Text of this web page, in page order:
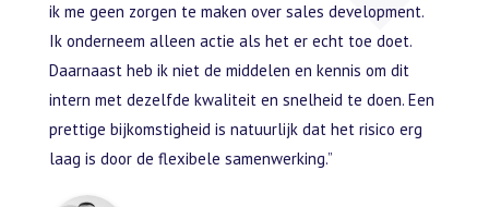
ik me geen zorgen te maken over sales development.
Ik onderneem alleen actie als het er echt toe doet.
Daarnaast heb ik niet de middelen en kennis om dit
intern met dezelfde kwaliteit en snelheid te doen. Een
prettige bijkomstigheid is natuurlijk dat het risico erg
laag is door de flexibele samenwerking.”